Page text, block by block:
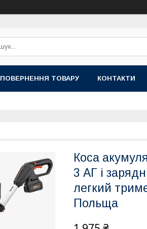
ПОВЕРНЕННЯ ТОВАРУ КОНТАКТИ
Коса
3 АГ і
легкий
Польща